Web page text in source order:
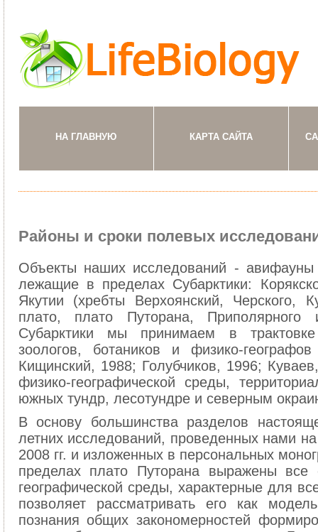
НА ГЛАВНУЮ КАРТА САЙТА
Районы и сроки полевых
Объекты наших исследований -
лежащие в пределах Субарктики:
Якутии (хребты Верхоянский, Черского,
плато, плато Путорана,
Субарктики мы принимаем в
зоологов, ботаников и физико-
Кищинский, 1988; Голубчиков, 1996;
физико-географической среды,
южных тундр, лесотундре и северным
В основу большинства разделов
летних исследований, проведенных нами
2008 гг. и изложенных в персональных
пределах плато Путорана выражены все
географической среды, характерные для
позволяет рассматривать его как
познания общих закономерностей